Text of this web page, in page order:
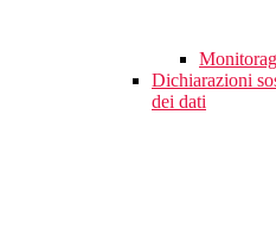
Dichiarazioni
dei dati